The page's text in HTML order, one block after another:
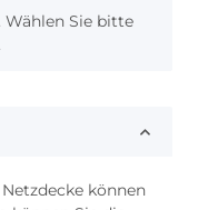
Sie bitte
können